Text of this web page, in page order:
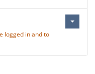
logged in and to